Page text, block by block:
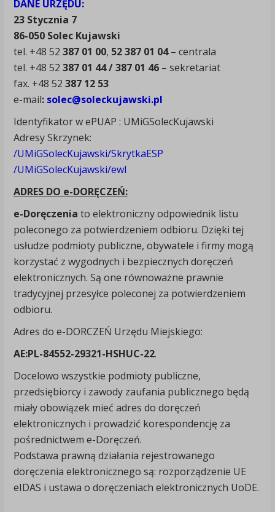
DANE URZĘDU:
23 Stycznia 7
86-050 Solec Kujawski
tel. +48 52 387 01 00, 52 387 01 04– centrala
tel. +48 52 387 01 44 / 387 01 46 – sekretariat
fax. +48 52 387 12 53
e-mail: solec@soleckujawski.pl
Identyfikator w ePUAP : UMiGSolecKujawski
Adresy Skrzynek:
/UMiGSolecKujawski/SkrytkaESP
/UMiGSolecKujawski/ewl
ADRES DO e-DORĘCZEŃ:
e-Doręczenia to elektroniczny odpowiednik listu
poleconego za potwierdzeniem odbioru. Dzięki tej
usłudze podmioty publiczne, obywatele i firmy mogą
korzystać z wygodnych i bezpiecznych doręczeń
elektronicznych. Są one równoważne prawnie
tradycyjnej przesyłce poleconej za potwierdzeniem
odbioru.
Adres do e-DORCZEŃ Urzędu Miejskiego:
AE:PL-84552-29321-HSHUC-22.
Docelowo wszystkie podmioty publiczne,
przedsiębiorcy i zawody zaufania publicznego będą
miały obowiązek mieć adres do doręczeń
elektronicznych i prowadzić korespondencję za
pośrednictwem e-Doręczeń.
Podstawa prawną działania rejestrowanego
doręczenia elektronicznego są: rozporządzenie UE
eIDAS i ustawa o doręczeniach elektronicznych UoDE.